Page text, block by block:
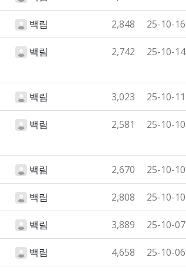
백림 2,848 25-10-16
백림 2,742 25-10-14
백림 3,023 25-10-11
백림 2,581 25-10-10
백림 2,670 25-10-10
백림 2,808 25-10-10
백림 3,889 25-10-07
백림 4,658 25-10-06